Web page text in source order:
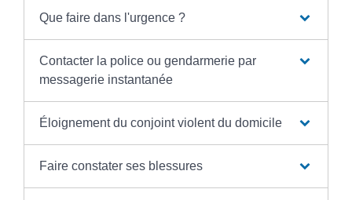
Que faire dans l'urgence ?
Contacter la police ou gendarmerie par
messagerie instantanée
Éloignement du conjoint violent du domicile
Faire constater ses blessures